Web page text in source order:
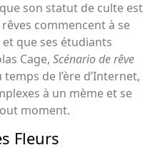
son statut de culte est
commencent à se
que ses étudiants
Cage, Scénario de rêve
de l’ère d’Internet,
à un mème et se
moment.
Fleurs